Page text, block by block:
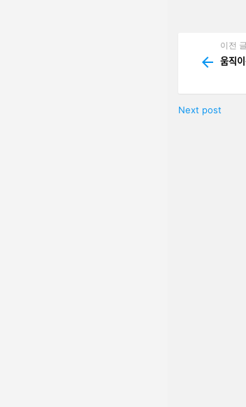
more
이전 글
Next post